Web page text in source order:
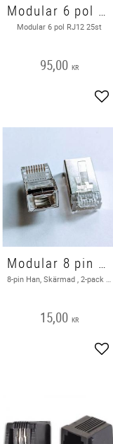
Modular 6 pol 25st RJ12 6/6
Modular 6 pol RJ12 25st
95,00 KR
Modular 8 pin Skärmad RJ45
15,00 KR